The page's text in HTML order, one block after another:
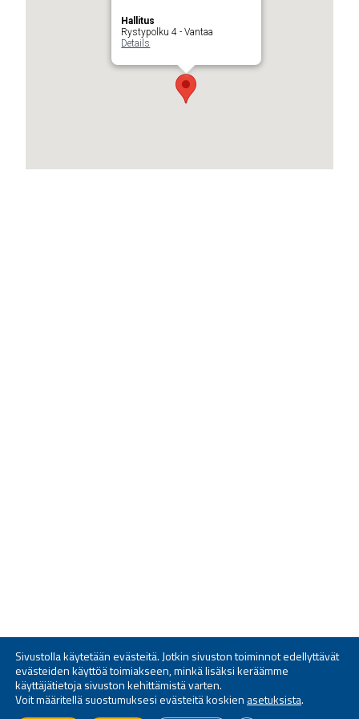
Hallitus
Rystypolku 4 - Vantaa
Details
Sivustolla käytetään evästeitä. Jotkin sivuston toiminnot edellyttävät
evästeiden käyttöä toimiakseen, minkä lisäksi keräämme
käyttäjätietoja sivuston kehittämistä varten.
Voit määritellä suostumuksesi evästeitä koskien asetuksista.